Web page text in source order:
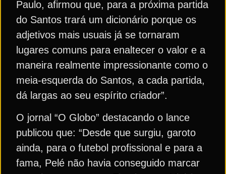
Paulo, afirmou que, para a próxima partida
do Santos trará um dicionário porque os
adjetivos mais usuais já se tornaram
lugares comuns para enaltecer o valor e a
maneira realmente impressionante como o
meia-esquerda do Santos, a cada partida,
dá largas ao seu espírito criador”.
O jornal “O Globo” destacando o lance
publicou que: “Desde que surgiu, garoto
ainda, para o futebol profissional e para a
fama, Pelé não havia conseguido marcar